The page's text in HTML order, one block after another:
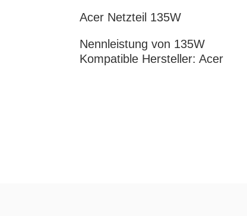
Acer Netzteil 135W
Nennleistung von 135W
Kompatible Hersteller: Acer